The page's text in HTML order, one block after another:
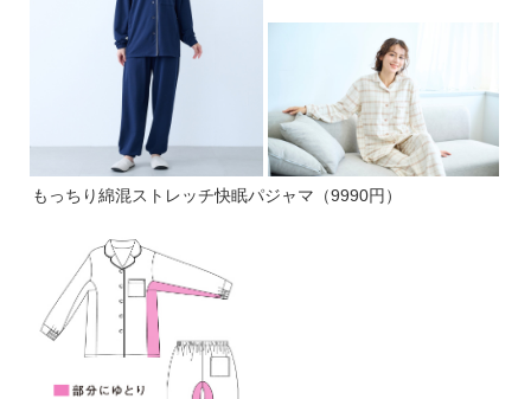
もっちり綿混ストレッチ快眠パジャマ（9990円）